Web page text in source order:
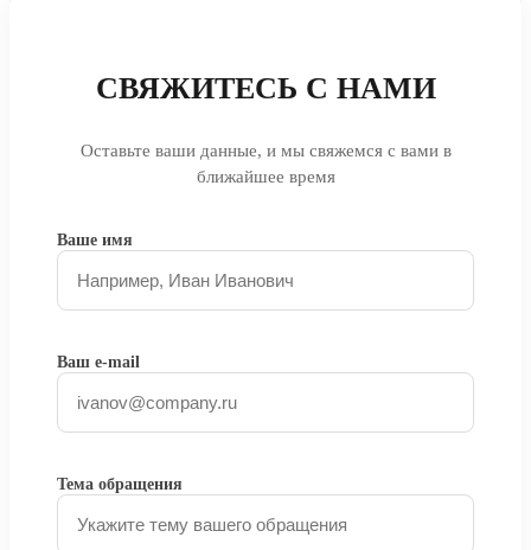
СВЯЖИТЕСЬ С НАМИ
Оставьте ваши данные, и мы свяжемся с вами в
ближайшее время
Ваше имя
Ваш e-mail
Тема обращения